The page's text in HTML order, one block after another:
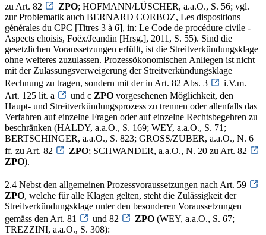
zu Art. 82
ZPO; HOFMANN/LÜSCHER, a.a.O., S. 56; vgl.
zur Problematik auch BERNARD CORBOZ, Les dispositions
générales du CPC [Titres 3 à 6], in: Le Code de procédure civile -
Aspects choisis, Foëx/Jeandin [Hrsg.], 2011, S. 55). Sind die
gesetzlichen Voraussetzungen erfüllt, ist die Streitverkündungsklage
ohne weiteres zuzulassen. Prozessökonomischen Anliegen ist nicht
mit der Zulassungsverweigerung der Streitverkündungsklage
Rechnung zu tragen, sondern mit der in Art. 82 Abs. 3
i.V.m.
Art. 125 lit. a
und c ZPO vorgesehenen Möglichkeit, den
Haupt- und Streitverkündungsprozess zu trennen oder allenfalls das
Verfahren auf einzelne Fragen oder auf einzelne Rechtsbegehren zu
beschränken (HALDY, a.a.O., S. 169; WEY, a.a.O., S. 71;
BERTSCHINGER, a.a.O., S. 823; GROSS/ZUBER, a.a.O., N. 6
ff. zu Art. 82
ZPO; SCHWANDER, a.a.O., N. 20 zu Art. 82
ZPO).
2.4 Nebst den allgemeinen Prozessvoraussetzungen nach Art. 59
ZPO, welche für alle Klagen gelten, steht die Zulässigkeit der
Streitverkündungsklage unter den besonderen Voraussetzungen
gemäss den Art. 81
und 82 ZPO (WEY, a.a.O., S. 67;
TREZZINI, a.a.O., S. 308):